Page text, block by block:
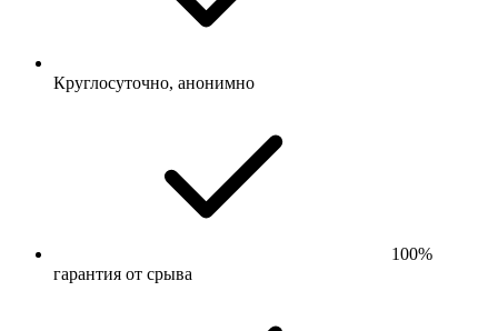
Круглосуточно, анонимно
100%
гарантия от срыва